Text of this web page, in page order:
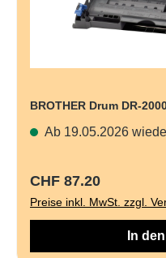
BROTHER Drum DR-
Ab 19.05.2026
Regulärer Preis:
CHF 87.20
Preise inkl. MwSt. zzgl.
In